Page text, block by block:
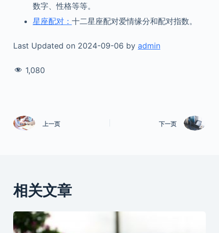
数字、性格等等。
星座配对： 十二星座配对爱情缘分和配对指数。
Last Updated on 2024-09-06 by admin
1,080
上一页 下一页
相关文章